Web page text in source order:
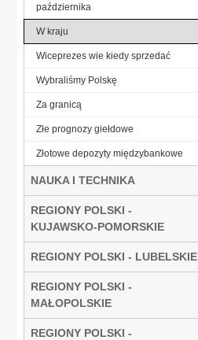
października
W kraju
Wiceprezes wie kiedy sprzedać
Wybraliśmy Polskę
Za granicą
Złe prognozy giełdowe
Złotowe depozyty międzybankowe
NAUKA I TECHNIKA
REGIONY POLSKI -
KUJAWSKO-POMORSKIE
REGIONY POLSKI - LUBELSKIE
REGIONY POLSKI -
MAŁOPOLSKIE
REGIONY POLSKI -